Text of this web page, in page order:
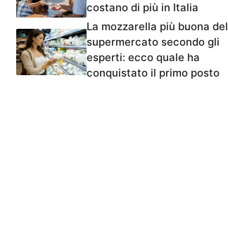
costano di più in Italia
La mozzarella più buona del
supermercato secondo gli
esperti: ecco quale ha
conquistato il primo posto